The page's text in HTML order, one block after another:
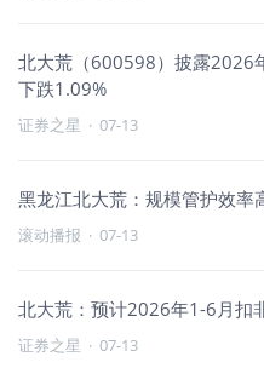
北大荒（600598）披露2026
下跌1.09%
证券之星 · 07-13
黑龙江北大荒：规模管护效率
滚动播报 · 07-13
北大荒：预计2026年1-6月扣
证券之星 · 07-13